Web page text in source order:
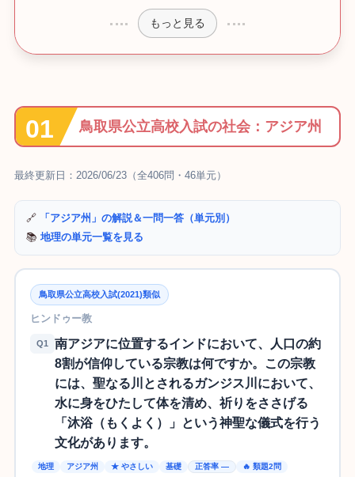
もっと見る
鳥取県公立高校入試の社会：アジア州
最終更新日：2026/06/23（全406問・46単元）
🔗
「アジア州」の解説＆一問一答（単元別）
📚 地理の単元一覧を見る
鳥取県公立高校入試(2021)類似
ヒンドゥー教
Q1
南アジアに位置するインドにおいて、人口の約
8割が信仰している宗教は何ですか。この宗教
には、聖なる川とされるガンジス川において、
水に身をひたして体を清め、祈りをささげる
「沐浴（もくよく）」という神聖な儀式を行う
文化があります。
地理 アジア州 ★ やさしい 基礎 正答率 — 🔥 類題2問